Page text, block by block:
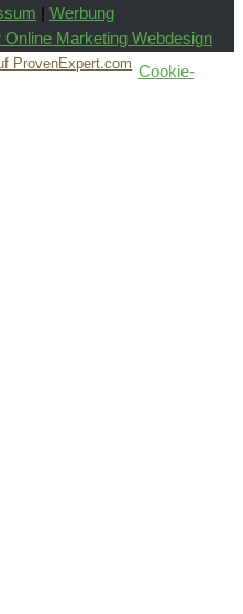
Werbung
Online Marketing Webdesign
ProvenExpert.com Cookie-